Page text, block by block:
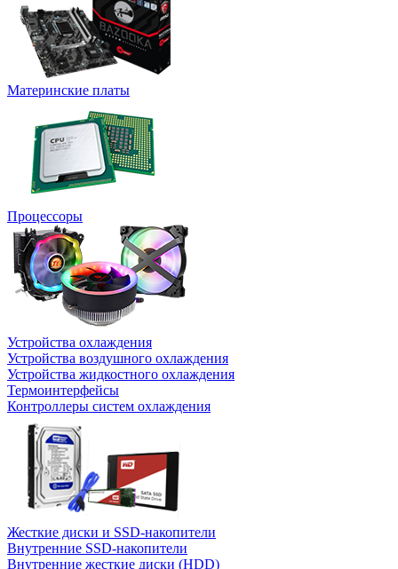
Материнские платы
Процессоры
Устройства охлаждения
Устройства воздушного охлаждения
Устройства жидкостного охлаждения
Термоинтерфейсы
Контроллеры систем охлаждения
Жесткие диски и SSD-накопители
Внутренние SSD-накопители
Внутренние жесткие диски (HDD)